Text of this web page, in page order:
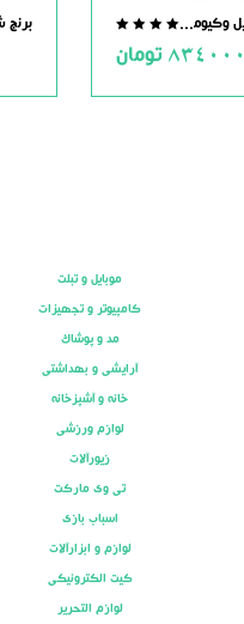
out
5
هولدر موبایل وکیومی مگنت دار
834000 تومان
موبایل و تبلت
کامپیوتر و تجهیزات
مد و پوشاک
آرایشی و بهداشتی
خانه و آشپزخانه
لوازم ورزشی
زیورآلات
تی وی مارکت
اسباب بازی
لوازم و ابزارآلات
کیت الکترونیکی
لوازم التحریر